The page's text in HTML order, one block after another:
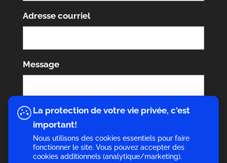
Adresse courriel
Message
La protection de votre vie privée, c'est
important!
Nous utilisons des cookies essentiels pour faire
fonctionner le site. Vous pouvez accepter des
cookies additionnels (analytique/marketing).